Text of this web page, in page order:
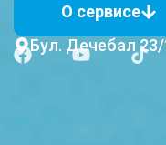
О сервисе
Бул. Дечебал 23/